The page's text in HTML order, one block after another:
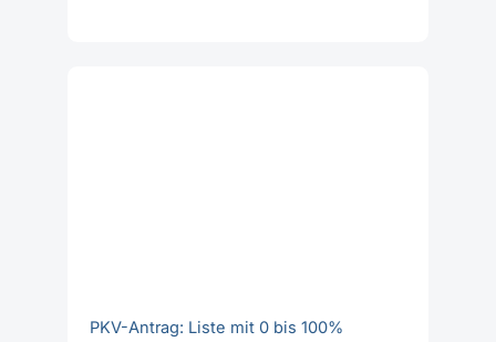
PKV-Antrag: Liste mit 0 bis 100%